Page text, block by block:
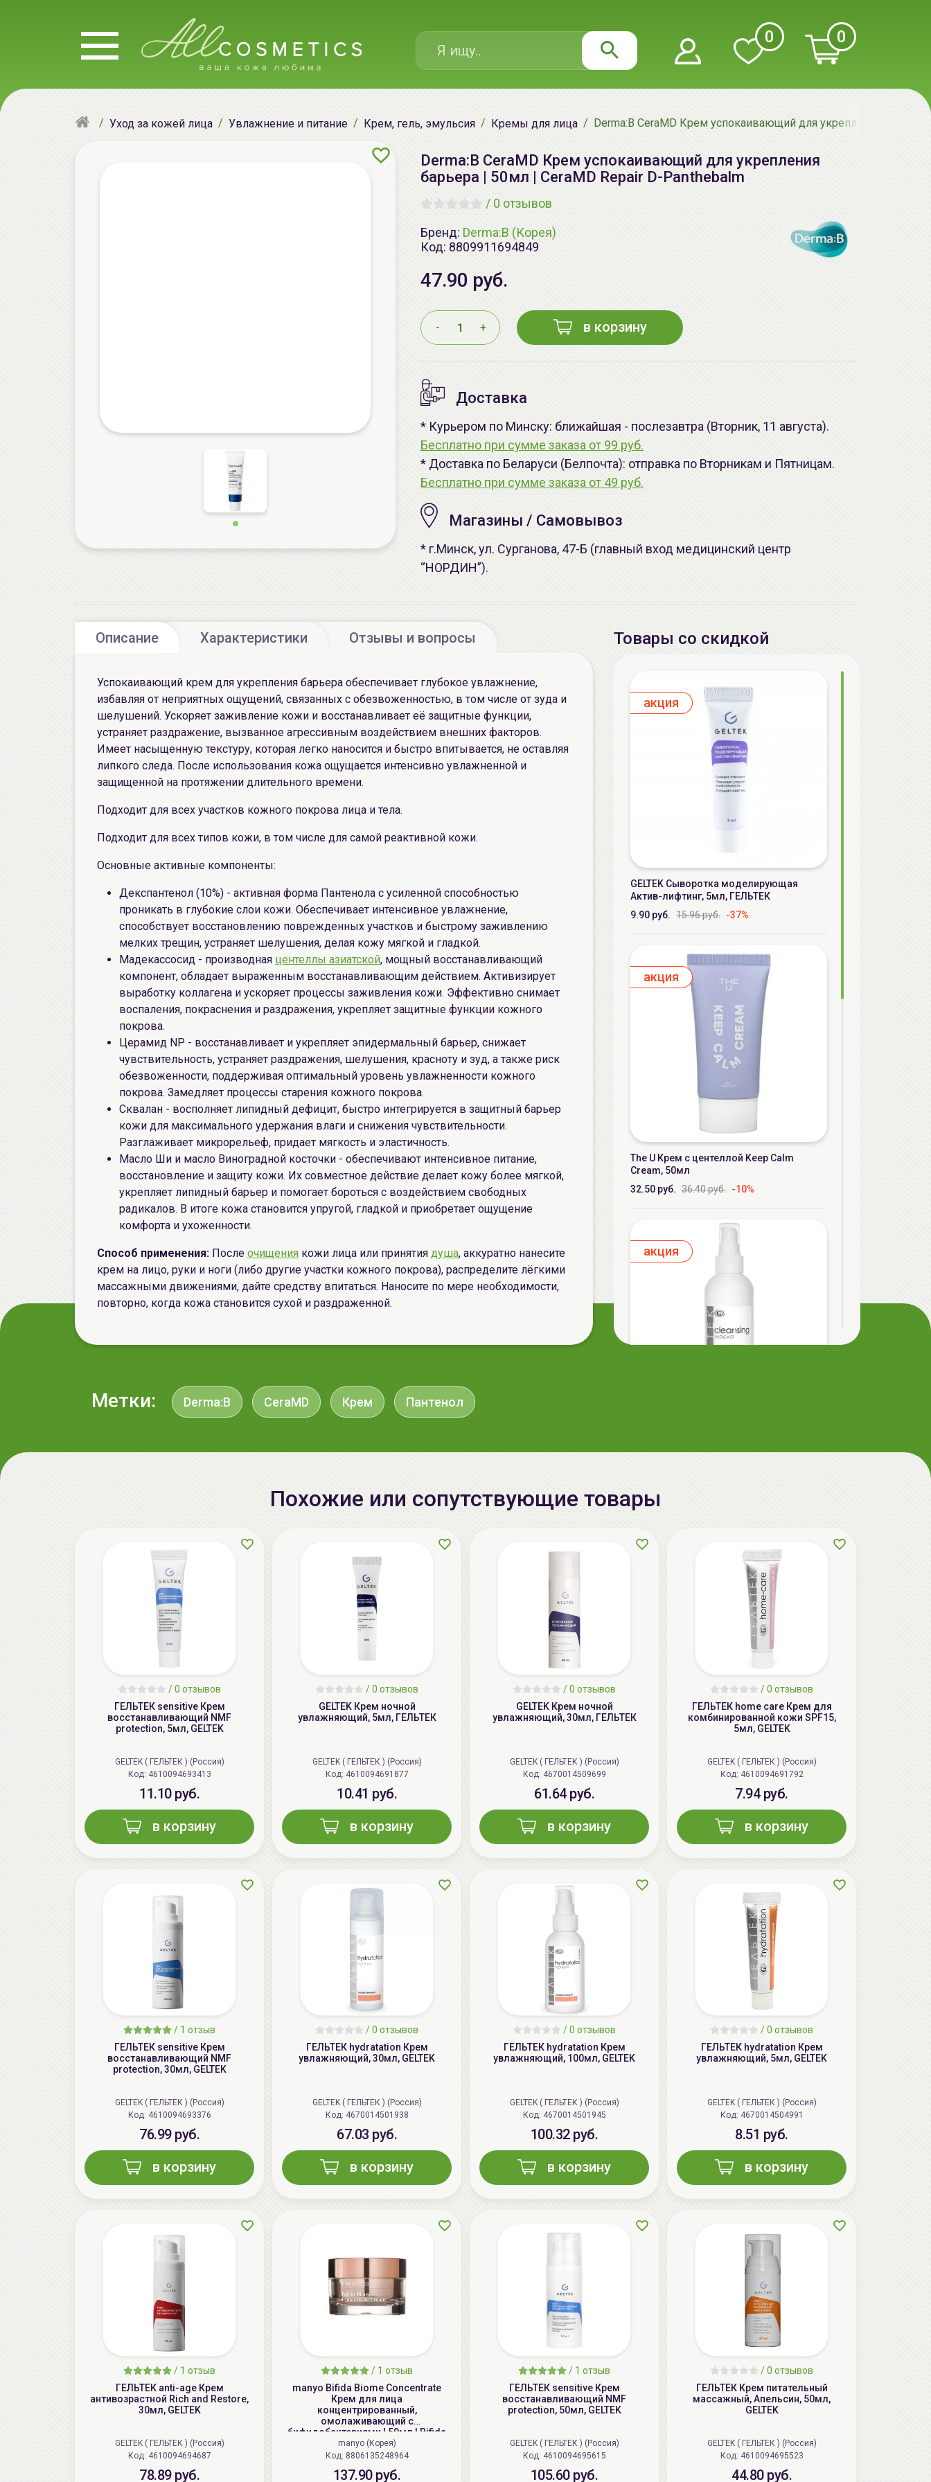
0 0
Уход за кожей лица Увлажнение и питание Крем, гель, эмульсия Кремы для лица Derma:B CeraMD Крем успокаивающий для укрепления барьера
Derma:B CeraMD Крем успокаивающий для укрепления
барьера | 50мл | CeraMD Repair D-Panthebalm
/ 0 отзывов
Бренд: Derma:B (Корея)
Код: 8809911694849
47.90 руб.
- + в корзину
Доставка
* Курьером по Минску: ближайшая - послезавтра (Вторник, 11 августа).
Бесплатно при сумме заказа от 99 руб.
* Доставка по Беларуси (Белпочта): отправка по Вторникам и Пятницам.
Бесплатно при сумме заказа от 49 руб.
Магазины / Самовывоз
* г.Минск, ул. Сурганова, 47-Б (главный вход медицинский центр
“НОРДИН”).
Описание Характеристики Отзывы и вопросы
Успокаивающий крем для укрепления барьера обеспечивает глубокое увлажнение,
избавляя от неприятных ощущений, связанных с обезвоженностью, в том числе от зуда и
шелушений. Ускоряет заживление кожи и восстанавливает её защитные функции,
устраняет раздражение, вызванное агрессивным воздействием внешних факторов.
Имеет насыщенную текстуру, которая легко наносится и быстро впитывается, не оставляя
липкого следа. После использования кожа ощущается интенсивно увлажненной и
защищенной на протяжении длительного времени.
Подходит для всех участков кожного покрова лица и тела.
Подходит для всех типов кожи, в том числе для самой реактивной кожи.
Основные активные компоненты:
Декспантенол (10%) - активная форма Пантенола с усиленной способностью
проникать в глубокие слои кожи. Обеспечивает интенсивное увлажнение,
способствует восстановлению поврежденных участков и быстрому заживлению
мелких трещин, устраняет шелушения, делая кожу мягкой и гладкой.
Мадекассосид - производная центеллы азиатской, мощный восстанавливающий
компонент, обладает выраженным восстанавливающим действием. Активизирует
выработку коллагена и ускоряет процессы заживления кожи. Эффективно снимает
воспаления, покраснения и раздражения, укрепляет защитные функции кожного
покрова.
Церамид NP - восстанавливает и укрепляет эпидермальный барьер, снижает
чувствительность, устраняет раздражения, шелушения, красноту и зуд, а также риск
обезвоженности, поддерживая оптимальный уровень увлажненности кожного
покрова. Замедляет процессы старения кожного покрова.
Сквалан - восполняет липидный дефицит, быстро интегрируется в защитный барьер
кожи для максимального удержания влаги и снижения чувствительности.
Разглаживает микрорельеф, придает мягкость и эластичность.
Масло Ши и масло Виноградной косточки - обеспечивают интенсивное питание,
восстановление и защиту кожи. Их совместное действие делает кожу более мягкой,
укрепляет липидный барьер и помогает бороться с воздействием свободных
радикалов. В итоге кожа становится упругой, гладкой и приобретает ощущение
комфорта и ухоженности.
Способ применения: После очищения кожи лица или принятия душа, аккуратно нанесите
крем на лицо, руки и ноги (либо другие участки кожного покрова), распределите лёгкими
массажными движениями, дайте средству впитаться. Наносите по мере необходимости,
повторно, когда кожа становится сухой и раздраженной.
Товары со скидкой
aкция
GELTEK Сыворотка моделирующая
Актив-лифтинг, 5мл, ГЕЛЬТЕК
9.90 руб. 15.96 руб. -37%
aкция
The U Крем с центеллой Keep Calm
Cream, 50мл
32.50 руб. 36.40 руб. -10%
aкция
AiliCode Бальзам для волос
увлажняющий, 250мл
AiliCode Восстанавливающий крем-
49.95 руб. -50%
Метки: Derma:B CeraMD Крем Пантенол
Похожие или сопутствующие товары
/0 отзывов
ГЕЛЬТЕК sensitive Крем
восстанавливающий NMF
protection, 5мл, GELTEK
GELTEK ( ГЕЛЬТЕК ) (Россия)
Код: 4610094693413
11.10 руб.
в корзину
/0 отзывов
GELTEK Крем ночной
увлажняющий, 5мл, ГЕЛЬТЕК
GELTEK ( ГЕЛЬТЕК ) (Россия)
Код: 4610094691877
10.41 руб.
в корзину
/0 отзывов
GELTEK Крем ночной
увлажняющий, 30мл, ГЕЛЬТЕК
GELTEK ( ГЕЛЬТЕК ) (Россия)
Код: 4670014509699
61.64 руб.
в корзину
/0 отзывов
ГЕЛЬТЕК home care Крем для
комбинированной кожи SPF15,
5мл, GELTEK
GELTEK ( ГЕЛЬТЕК ) (Россия)
Код: 4610094691792
7.94 руб.
в корзину
/ 1 отзыв
ГЕЛЬТЕК sensitive Крем
восстанавливающий NMF
protection, 30мл, GELTEK
GELTEK ( ГЕЛЬТЕК ) (Россия)
Код: 4610094693376
76.99 руб.
в корзину
/0 отзывов
ГЕЛЬТЕК hydratation Крем
увлажняющий, 30мл, GELTEK
GELTEK ( ГЕЛЬТЕК ) (Россия)
Код: 4670014501938
67.03 руб.
в корзину
/0 отзывов
ГЕЛЬТЕК hydratation Крем
увлажняющий, 100мл, GELTEK
GELTEK ( ГЕЛЬТЕК ) (Россия)
Код: 4670014501945
100.32 руб.
в корзину
/0 отзывов
ГЕЛЬТЕК hydratation Крем
увлажняющий, 5мл, GELTEK
GELTEK ( ГЕЛЬТЕК ) (Россия)
Код: 4670014504991
8.51 руб.
в корзину
/ 1 отзыв
ГЕЛЬТЕК anti-age Крем
антивозрастной Rich and Restore,
30мл, GELTEK
GELTEK ( ГЕЛЬТЕК ) (Россия)
Код: 4610094694687
78.89 руб.
/ 1 отзыв
manyo Bifida Biome Concentrate
Крем для лица
концентрированный,
омолаживающий с
бифидобактериями | 50мл | Bifida
Biome Concentrate Cream
manyo (Корея)
Код: 8806135248964
137.90 руб.
/ 1 отзыв
ГЕЛЬТЕК sensitive Крем
восстанавливающий NMF
protection, 50мл, GELTEK
GELTEK ( ГЕЛЬТЕК ) (Россия)
Код: 4610094695615
105.60 руб.
/0 отзывов
ГЕЛЬТЕК Крем питательный
массажный, Апельсин, 50мл,
GELTEK
GELTEK ( ГЕЛЬТЕК ) (Россия)
Код: 4610094695523
44.80 руб.